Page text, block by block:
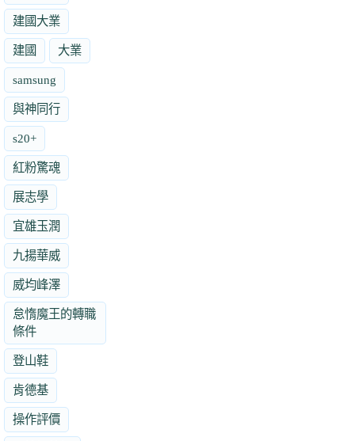
建國大業
建國 大業
samsung
與神同行
s20+
紅粉驚魂
展志學
宜雄玉潤
九揚華威
威均峰澤
怠惰魔王的轉職
條件
登山鞋
肯德基
操作評價